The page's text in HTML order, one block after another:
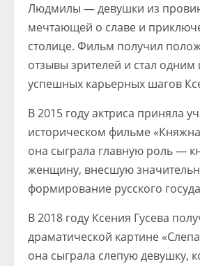
Людмилы — девушки из
мечтающей о славе и
столице. Фильм получил
отзывы зрителей и стал одним
успешных карьерных шагов
В 2015 году актриса приняла
историческом фильме
она сыграла главную роль —
женщину, внесшую
формирование русского
В 2018 году Ксения Гусева
драматической картине
она сыграла слепую девушку,